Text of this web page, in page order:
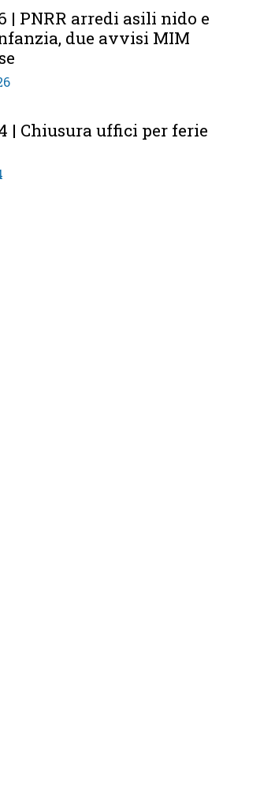
| PNRR arredi asili nido e
due avvisi MIM
| Chiusura uffici per ferie